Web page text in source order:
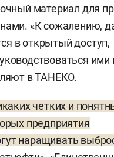
материал для
«К сожалению,
в открытый доступ,
ими
в ТАНЕКО.
четких и
предприятия
наращивать